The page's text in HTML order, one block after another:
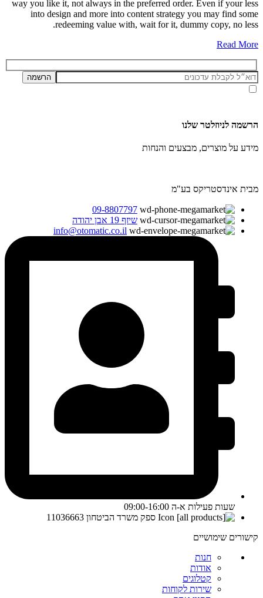
way you like it, not always in the preferred order. Even if your less
into design and more into content strategy you may find some
redeeming value with, wait for it, dummy copy, no less.
Read More
הרשמה לניוזלטר שלנו
מידע על מוצרים, מבצעים והנחות
מבית אינדסטריקס בע"מ
09-8807797
שיזף 19 אבן יהודה
info@otomatic.co.il
שעות פעילות א-ה 09:00-16:00
ספק משרד הביטחון 11036663
קישורים שימושיים
חנות
אודות
קטלוגים
שירות לקוחות